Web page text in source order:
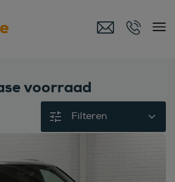
voorraad
Filteren